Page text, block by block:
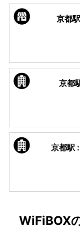
京都
京都
京都駅
WiFiBOX